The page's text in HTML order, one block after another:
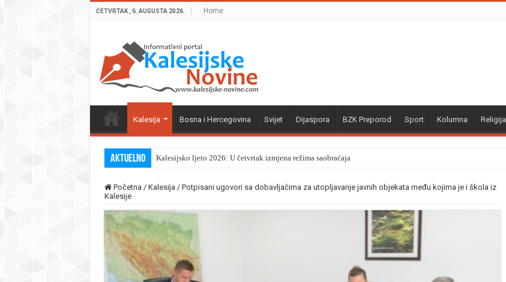
ČETVRTAK , 6. AUGUSTA 2026. Home
Kalesija Bosna i Hercegovina Svijet Dijaspora BZK Preporod Sport Kolumna Religija
Aktuelno Kalesijsko ljeto 2026: U četvrtak izmjena režima saobraćaja
Početna / Kalesija / Potpisani ugovori sa dobavljačima za utopljavanje javnih objekata među kojima je i škola iz
Kalesije